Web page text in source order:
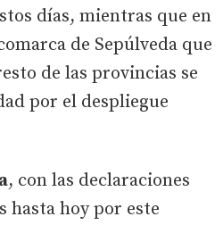
días, mientras que en
de Sepúlveda que
de las provincias se
por el despliegue
, con las declaraciones
hasta hoy por este